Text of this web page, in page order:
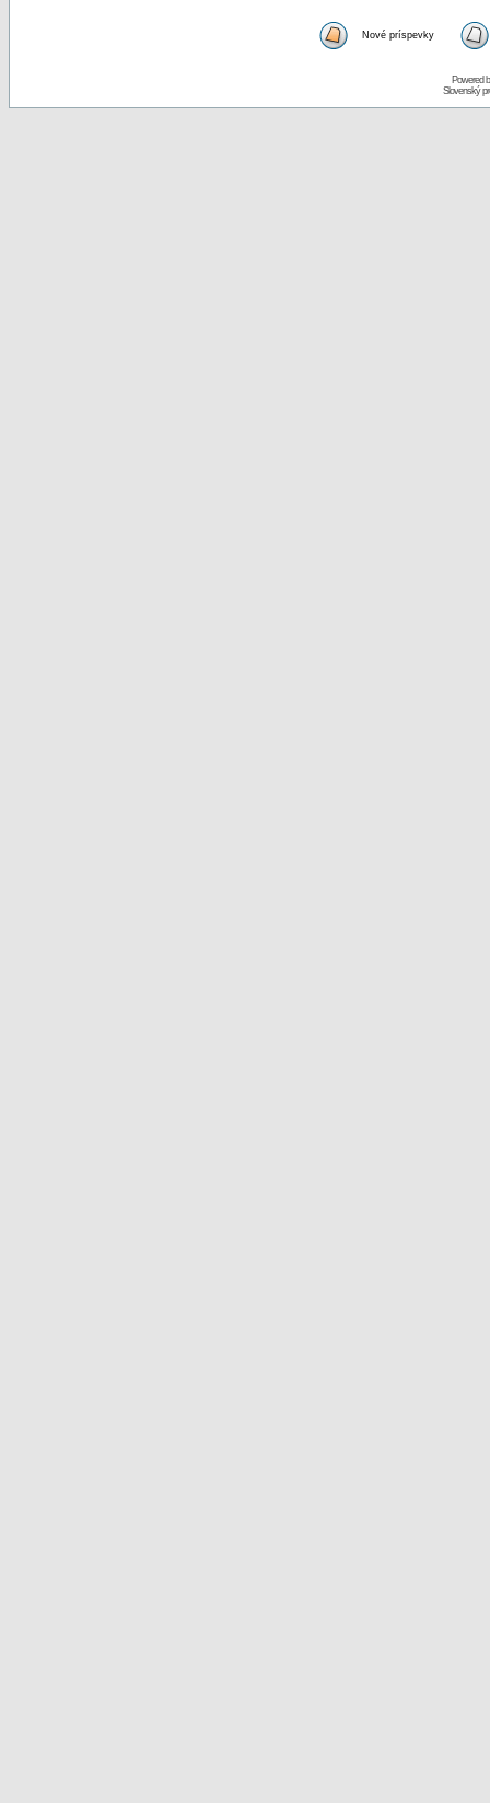
Nové príspevky
Powered
Slovenský